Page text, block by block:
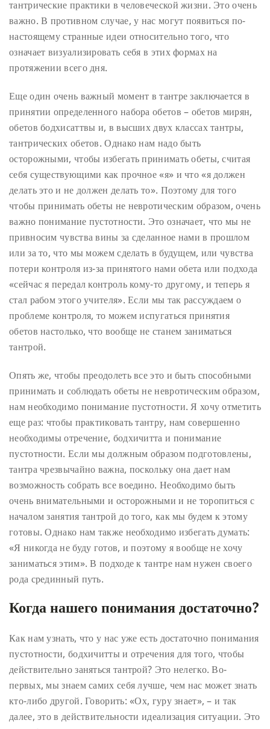
тантрические практики в человеческой жизни. Это очень
важно. В противном случае, у нас могут появиться по-
настоящему странные идеи относительно того, что
означает визуализировать себя в этих формах на
протяжении всего дня.
Еще один очень важный момент в тантре заключается в
принятии определенного набора обетов – обетов мирян,
обетов бодхисаттвы и, в высших двух классах тантры,
тантрических обетов. Однако нам надо быть
осторожными, чтобы избегать принимать обеты, считая
себя существующими как прочное «я» и что «я должен
делать это и не должен делать то». Поэтому для того
чтобы принимать обеты не невротическим образом, очень
важно понимание пустотности. Это означает, что мы не
привносим чувства вины за сделанное нами в прошлом
или за то, что мы можем сделать в будущем, или чувства
потери контроля из-за принятого нами обета или подхода
«сейчас я передал контроль кому-то другому, и теперь я
стал рабом этого учителя». Если мы так рассуждаем о
проблеме контроля, то можем испугаться принятия
обетов настолько, что вообще не станем заниматься
тантрой.
Опять же, чтобы преодолеть все это и быть способными
принимать и соблюдать обеты не невротическим образом,
нам необходимо понимание пустотности. Я хочу отметить
еще раз: чтобы практиковать тантру, нам совершенно
необходимы отречение, бодхичитта и понимание
пустотности. Если мы должным образом подготовлены,
тантра чрезвычайно важна, поскольку она дает нам
возможность собрать все воедино. Необходимо быть
очень внимательными и осторожными и не торопиться с
началом занятия тантрой до того, как мы будем к этому
готовы. Однако нам также необходимо избегать думать:
«Я никогда не буду готов, и поэтому я вообще не хочу
заниматься этим». В подходе к тантре нам нужен своего
рода срединный путь.
Когда нашего понимания достаточно?
Как нам узнать, что у нас уже есть достаточно понимания
пустотности, бодхичитты и отречения для того, чтобы
действительно заняться тантрой? Это нелегко. Во-
первых, мы знаем самих себя лучше, чем нас может знать
кто-либо другой. Говорить: «Ох, гуру знает», – и так
далее, это в действительности идеализация ситуации. Это